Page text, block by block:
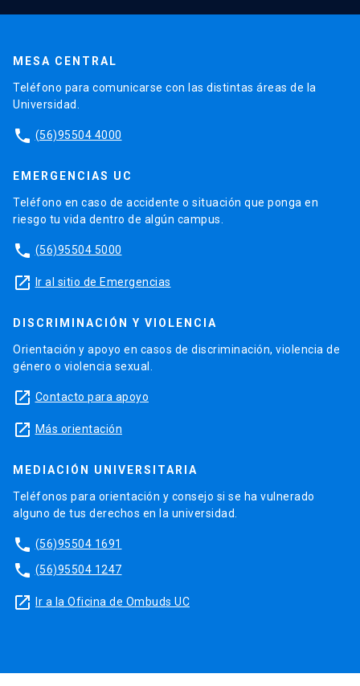
MESA CENTRAL
Teléfono para comunicarse con las distintas áreas de la
Universidad.
phone (56)95504 4000
EMERGENCIAS UC
Teléfono en caso de accidente o situación que ponga en
riesgo tu vida dentro de algún campus.
phone (56)95504 5000
launch Ir al sitio de Emergencias
DISCRIMINACIÓN Y VIOLENCIA
Orientación y apoyo en casos de discriminación, violencia de
género o violencia sexual.
launch Contacto para apoyo
launch Más orientación
MEDIACIÓN UNIVERSITARIA
Teléfonos para orientación y consejo si se ha vulnerado
alguno de tus derechos en la universidad.
phone (56)95504 1691
phone (56)95504 1247
launch Ir a la Oficina de Ombuds UC